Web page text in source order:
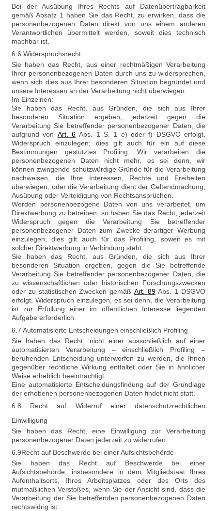
Bei der Ausübung Ihres Rechts auf Datenübertragbarkeit
gemäß Absatz 1 haben Sie das Recht, zu erwirken, dass die
personenbezogenen Daten direkt von uns einem anderen
Verantwortlichen übermittelt werden, soweit dies technisch
machbar ist.
6.6 Widerspruchsrecht
Sie haben das Recht, aus einer rechtmäßigen Verarbeitung
Ihrer personenbezogenen Daten durch uns zu widersprechen,
wenn sich dies aus Ihrer besonderen Situation begründet und
unsere Interessen an der Verarbeitung nicht überwiegen.
Im Einzelnen:
Sie haben das Recht, aus Gründen, die sich aus Ihrer
besonderen Situation ergeben, jederzeit gegen die
Verarbeitung Sie betreffender personenbezogener Daten, die
aufgrund von Art. 6 Abs. 1 S. 1 e) oder f) DSGVO erfolgt,
Widerspruch einzulegen; dies gilt auch für ein auf diese
Bestimmungen gestütztes Profiling. Wir verarbeiten die
personenbezogenen Daten nicht mehr, es sei denn, wir
können zwingende schutzwürdige Gründe für die Verarbeitung
nachweisen, die Ihre Interessen, Rechte und Freiheiten
überwiegen, oder die Verarbeitung dient der Geltendmachung,
Ausübung oder Verteidigung von Rechtsansprüchen.
Werden personenbezogene Daten von uns verarbeitet, um
Direktwerbung zu betreiben, so haben Sie das Recht, jederzeit
Widerspruch gegen die Verarbeitung Sie betreffender
personenbezogener Daten zum Zwecke derartiger Werbung
einzulegen; dies gilt auch für das Profiling, soweit es mit
solcher Direktwerbung in Verbindung steht.
Sie haben das Recht, aus Gründen, die sich aus Ihrer
besonderen Situation ergeben, gegen die Sie betreffende
Verarbeitung Sie betreffender personenbezogener Daten, die
zu wissenschaftlichen oder historischen Forschungszwecken
oder zu statistischen Zwecken gemäß Art. 89Abs. 1 DSGVO
erfolgt, Widerspruch einzulegen, es sei denn, die Verarbeitung
ist zur Erfüllung einer im öffentlichen Interesse liegenden
Aufgabe erforderlich.
6.7 Automatisierte Entscheidungen einschließlich Profiling
Sie haben das Recht, nicht einer ausschließlich auf einer
automatisierten Verarbeitung – einschließlich Profiling –
beruhenden Entscheidung unterworfen zu werden, die Ihnen
gegenüber rechtliche Wirkung entfaltet oder Sie in ähnlicher
Weise erheblich beeinträchtigt.
Eine automatisierte Entscheidungsfindung auf der Grundlage
der erhobenen personenbezogenen Daten findet nicht statt.
6.8 Recht auf Widerruf einer datenschutzrechtlichen
Einwilligung
Sie haben das Recht, eine Einwilligung zur Verarbeitung
personenbezogener Daten jederzeit zu widerrufen.
6.9Recht auf Beschwerde bei einer Aufsichtsbehörde
Sie haben das Recht auf Beschwerde bei einer
Aufsichtsbehörde, insbesondere in dem Mitgliedstaat Ihres
Aufenthaltsorts, Ihres Arbeitsplatzes oder des Orts des
mutmaßlichen Verstoßes, wenn Sie der Ansicht sind, dass die
Verarbeitung der Sie betreffenden personenbezogenen Daten
rechtswidrig ist.